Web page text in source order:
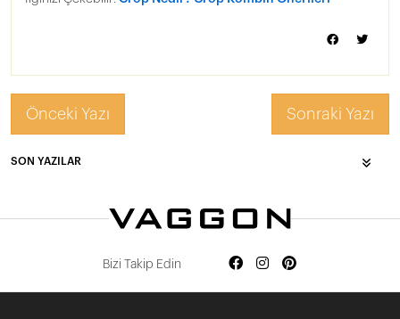
Önceki Yazı Sonraki Yazı
SON YAZILAR
Bizi Takip Edin